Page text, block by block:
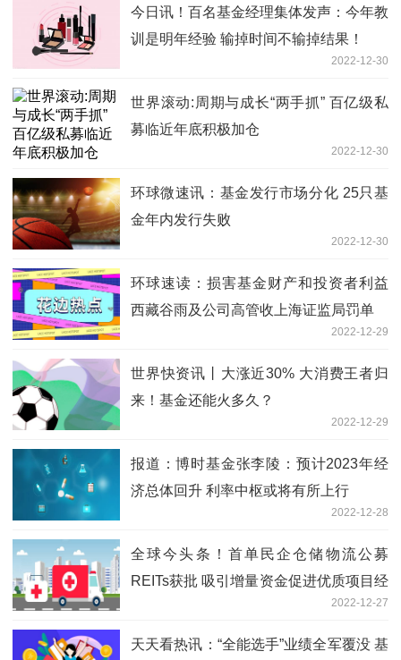
今日讯！百名基金经理集体发声：今年教
训是明年经验 输掉时间不输掉结果！
2022-12-30
世界滚动:周期与成长“两手抓” 百亿级私
募临近年底积极加仓
2022-12-30
环球微速讯：基金发行市场分化 25只基
金年内发行失败
2022-12-30
环球速读：损害基金财产和投资者利益
西藏谷雨及公司高管收上海证监局罚单
2022-12-29
世界快资讯丨大涨近30% 大消费王者归
来！基金还能火多久？
2022-12-29
报道：博时基金张李陵：预计2023年经
济总体回升 利率中枢或将有所上行
2022-12-28
全球今头条！首单民企仓储物流公募
REITs获批 吸引增量资金促进优质项目经
2022-12-27
天天看热讯：“全能选手”业绩全军覆没 基